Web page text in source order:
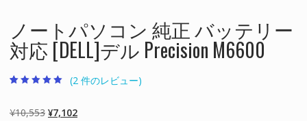
ノートパソコン 純正 バッテリー
対応 [DELL]デル Precision M6600
評価のうち、
5.00点
(2 件のレビュー)
¥10,553 元
¥7,102現